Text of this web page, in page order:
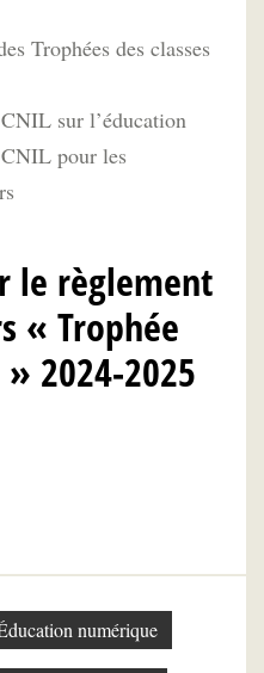
Trophées des classes
sur l’éducation
pour les
le règlement
« Trophée
» 2024-2025
numérique